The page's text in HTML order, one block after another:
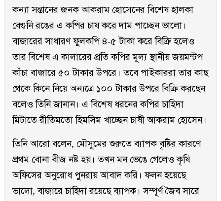
কন্যা সন্তানের জনক আকরাম হোসেনের বিশেষ হালকা
বেগুনি রঙের এ কপির চাষ করে দাম পাচ্ছেন ভালো।
বাজারের সাধারণ ফুলকপি ৪-৫ টাকা করে বিক্রি হলেও
তার বিশেষ এ কালারের প্রতি কপির মূল্য স্থানীয় জয়মন্টপ
কাঁচা বাজারে ৫০ টাকার উপরে। তবে পাইকাররা তার কাছ
থেকে কিনে নিয়ে অন্যত্রে ১০০ টাকার উপরে বিক্রি করছেন
বলেও তিনি জানান। এ বিশেষ ধরনের কপির চাহিদা
মিটাতে রীতিমতো হিমসিম খাচ্ছেন চাষী আকরাম হোসেন।
তিনি আরো বলেন, মৌসুমের শুরুতে ব্যাপক বৃষ্টির কারণে
প্রথম বোনা বীজ নষ্ট হয়। তখন মন ভেঙে গেলেও কৃষি
অফিসের অনুরোধ পুনরায় আবাদ করি। ফলন হয়েছে
ভালো, বাজারে চাহিদা রয়েছে ব্যাপক। সম্পূর্ণ জৈব সারে